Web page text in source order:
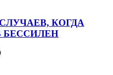
КОГДА
БЕССИЛЕН